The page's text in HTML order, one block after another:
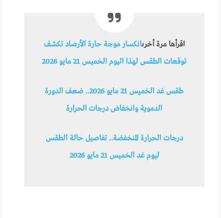
اقرأها مرة أخرىانكسار موجة حارة الأرصاد تكشف
توقعات الطقس لهذا اليوم الخميس 21 مايو 2026
طقس غد الخميس 21 مايو 2026.. ضعف الدورة
الدموية وانخفاض درجات الحرارة
درجات الحرارة المنخفضة.. تفاصيل حالة الطقس
ليوم غد الخميس 21 مايو 2026